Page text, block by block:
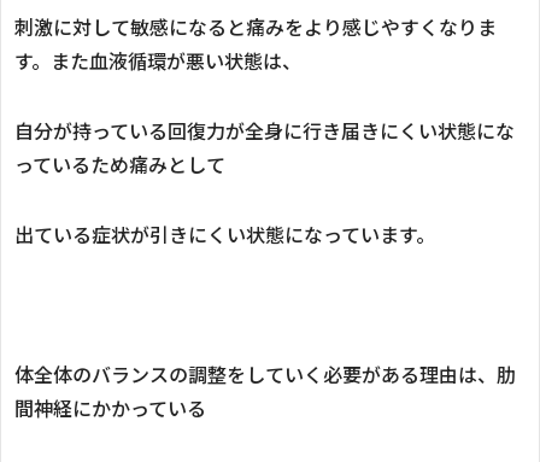
刺激に対して敏感になると痛みをより感じやすくなりま
す。また血液循環が悪い状態は、
自分が持っている回復力が全身に行き届きにくい状態にな
っているため痛みとして
出ている症状が引きにくい状態になっています。
体全体のバランスの調整をしていく必要がある理由は、肋
間神経にかかっている